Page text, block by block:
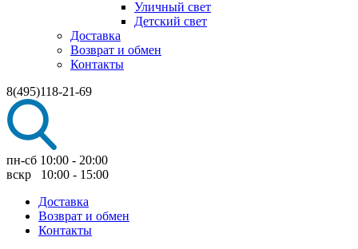
Уличный свет
Детский свет
Доставка
Возврат и обмен
Контакты
8(495)118-21-69
пн-сб 10:00 - 20:00
вскр 10:00 - 15:00
Доставка
Возврат и обмен
Контакты